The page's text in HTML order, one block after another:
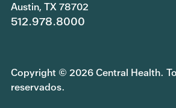
Austin, TX 78702
512.978.8000
Copyright © 2026 Central Health.
reservados.